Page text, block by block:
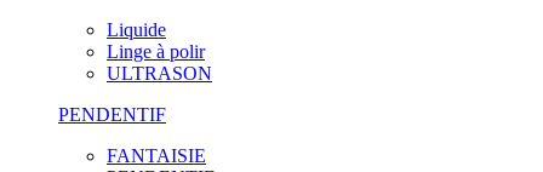
Liquide
Linge à polir
ULTRASON
PENDENTIF
FANTAISIE